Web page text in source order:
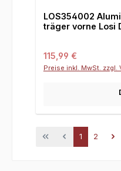
LOS354002
träger vorne Losi
Regulärer Preis:
115,99 €
Preise inkl. MwSt. zzgl.
Seite
1 Seite
2